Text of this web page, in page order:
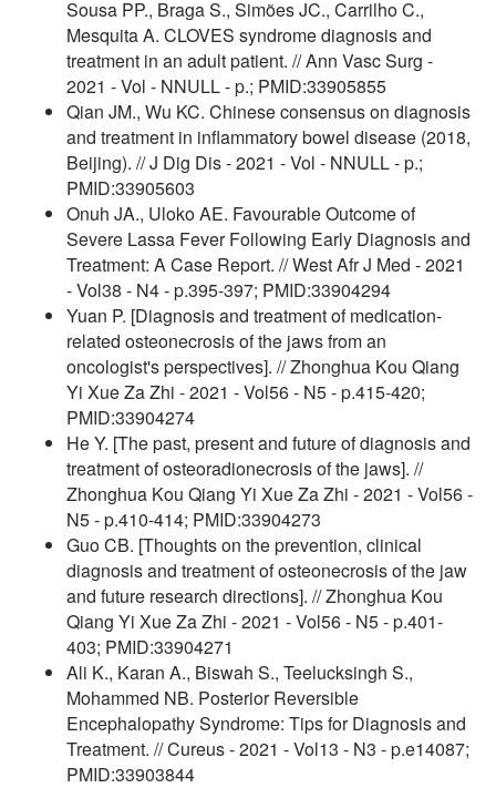
Sousa PP., Braga S., Simões JC., Carrilho C.,
Mesquita A. CLOVES syndrome diagnosis and
treatment in an adult patient. // Ann Vasc Surg -
2021 - Vol - NNULL - p.; PMID:33905855
Qian JM., Wu KC. Chinese consensus on diagnosis
and treatment in inflammatory bowel disease (2018,
Beijing). // J Dig Dis - 2021 - Vol - NNULL - p.;
PMID:33905603
Onuh JA., Uloko AE. Favourable Outcome of
Severe Lassa Fever Following Early Diagnosis and
Treatment: A Case Report. // West Afr J Med - 2021
- Vol38 - N4 - p.395-397; PMID:33904294
Yuan P. [Diagnosis and treatment of medication-
related osteonecrosis of the jaws from an
oncologist's perspectives]. // Zhonghua Kou Qiang
Yi Xue Za Zhi - 2021 - Vol56 - N5 - p.415-420;
PMID:33904274
He Y. [The past, present and future of diagnosis and
treatment of osteoradionecrosis of the jaws]. //
Zhonghua Kou Qiang Yi Xue Za Zhi - 2021 - Vol56 -
N5 - p.410-414; PMID:33904273
Guo CB. [Thoughts on the prevention, clinical
diagnosis and treatment of osteonecrosis of the jaw
and future research directions]. // Zhonghua Kou
Qiang Yi Xue Za Zhi - 2021 - Vol56 - N5 - p.401-
403; PMID:33904271
Ali K., Karan A., Biswah S., Teelucksingh S.,
Mohammed NB. Posterior Reversible
Encephalopathy Syndrome: Tips for Diagnosis and
Treatment. // Cureus - 2021 - Vol13 - N3 - p.e14087;
PMID:33903844